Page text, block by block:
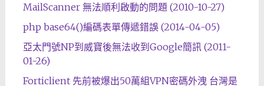
MailScanner 無法順利啟動的問題 (2010-10-27)
php base64()編碼表單傳遞錯誤 (2014-04-05)
亞太門號NP到威寶後無法收到Google簡訊 (2011-
01-26)
Forticlient 先前被爆出50萬組VPN密碼外洩 台灣是